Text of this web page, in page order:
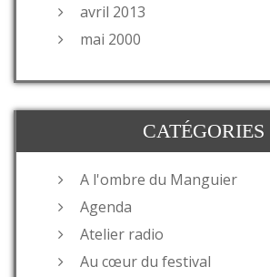
avril 2013
mai 2000
CATÉGORIES
A l'ombre du Manguier
Agenda
Atelier radio
Au cœur du festival